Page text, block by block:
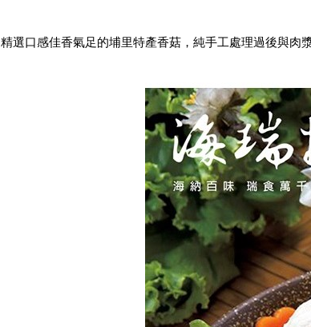
精選口感佳香氣足的埔里特產香菇，純手工處理過後與肉